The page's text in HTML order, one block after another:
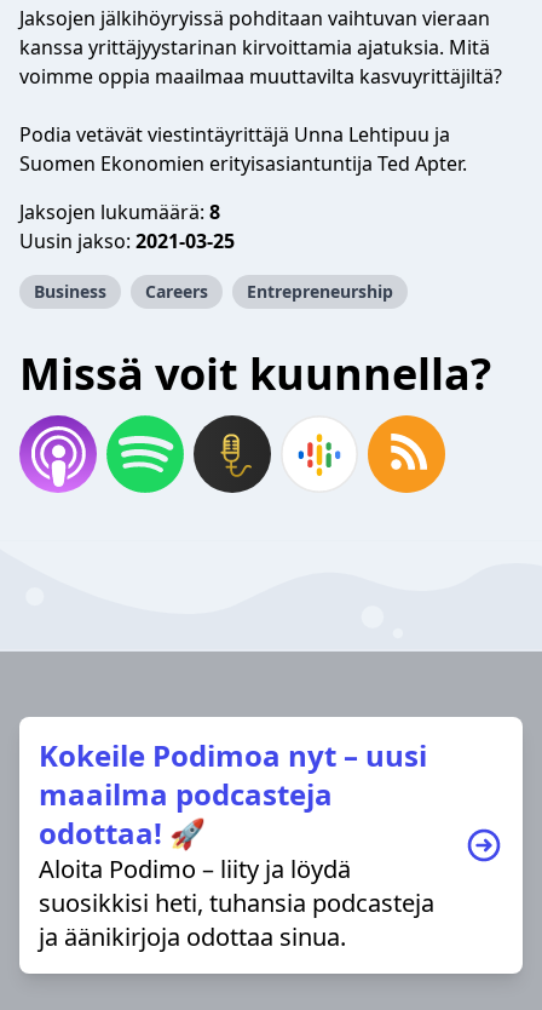
Jaksojen jälkihöyryissä pohditaan vaihtuvan vieraan
kanssa yrittäjyystarinan kirvoittamia ajatuksia. Mitä
voimme oppia maailmaa muuttavilta kasvuyrittäjiltä?
Podia vetävät viestintäyrittäjä Unna Lehtipuu ja
Suomen Ekonomien erityisasiantuntija Ted Apter.
Jaksojen lukumäärä: 8
Uusin jakso: 2021-03-25
Business Careers Entrepreneurship
Missä voit kuunnella?
Kokeile Podimoa nyt – uusi
maailma podcasteja
odottaa! 🚀
Aloita Podimo – liity ja löydä
suosikkisi heti, tuhansia podcasteja
ja äänikirjoja odottaa sinua.